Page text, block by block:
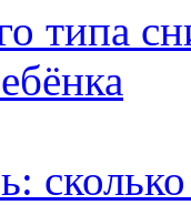
типа